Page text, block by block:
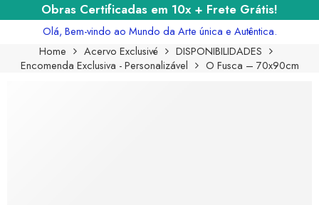
Obras Certificadas em 10x + Frete Grátis!
Olá, Bem-vindo ao Mundo da Arte única e Autêntica.
Home
Acervo Exclusivé
DISPONIBILIDADES
Encomenda Exclusiva - Personalizável
O Fusca – 70x90cm